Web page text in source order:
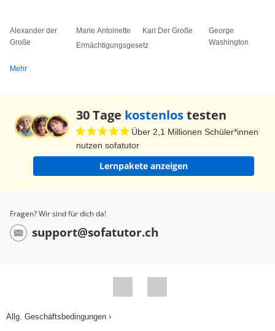
Moment nötiger haben als sie. Dafür kann Lisa
Sozialversicherung einzahlen. Im Moment sparen
lieber viele Menschen ihr Geld, kaufen sich feste
Werte oder legen es an. Oder sie nutzen private
Versicherungen. Sie sorgen selbst für ihre
immer mehr Menschen versuchen, ihre
Grundversorgung selbst zu organisieren. Ein
Politiker in Deutschland suchen in den letzten
eine funktionierende Sozialversicherung ist auch
Alexander der
Große
Marie Antoinette
Ermächtigungsgesetz
Karl Der Große
George
Washington
Mehr
30 Tage kostenlostesten
Über 2,1 Millionen Schüler*innen
nutzen sofatutor
Lernpakete anzeigen
Fragen? Wir sind für dich da!
support@sofatutor.ch
Allg. Geschäftsbedingungen ›